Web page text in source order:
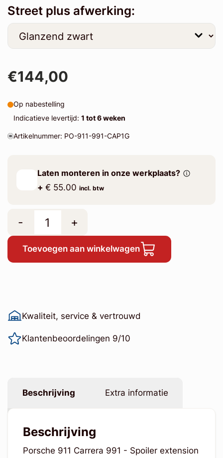
Street plus afwerking:
€144,00
Op nabestelling
Indicatieve levertijd: 1 tot 6 weken
Artikelnummer: PO-911-991-CAP1G
Laten monteren in onze werkplaats?
+ € 55.00 incl. btw
- +
Toevoegen aan winkelwagen
Kwaliteit, service & vertrouwd
Klantenbeoordelingen 9/10
Beschrijving Extra informatie
Beschrijving
Porsche 911 Carrera 991 - Spoiler extension